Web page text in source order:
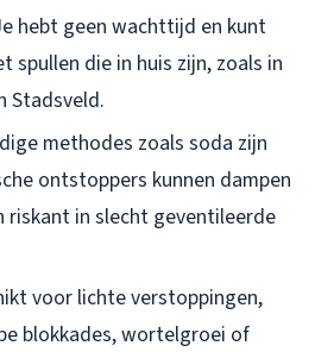
hebt geen wachttijd en kunt
spullen die in huis zijn, zoals in
Stadsveld.
methodes zoals soda zijn
ontstoppers kunnen dampen
riskant in slecht geventileerde
voor lichte verstoppingen,
blokkades, wortelgroei of